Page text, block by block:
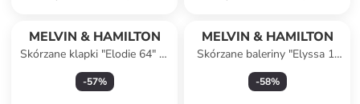
MELVIN & HAMILTON
Skórzane klapki "Elodie 64" w
kolorze złotym
-57%
MELVIN & HAMILTON
Skórzane baleriny "Elyssa 1"
w kolorze złotym
-58%